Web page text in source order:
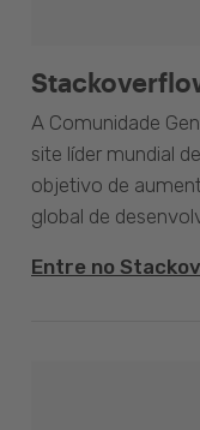
A Comunidade
site líder mundial
objetivo de
global de
Entre no